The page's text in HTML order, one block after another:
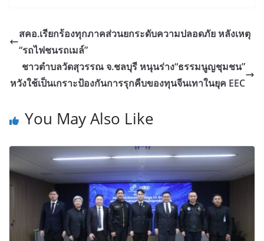
สคอ.เรียกร้องทุกภาคส่วนยกระดับความปลอดภัย หลังเหตุ
“รถไฟชนรถเมล์”
ชาวตำบลวัดสุวรรณ จ.ชลบุรี หนุนร่าง“ธรรมนูญชุมชน”
หวังใช้เป็นเกราะป้องกันการรุกคืบของทุนจีนเทาในยุค EEC
You May Also Like